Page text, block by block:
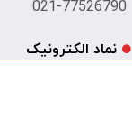
021-77526790
نماد الکترونیک